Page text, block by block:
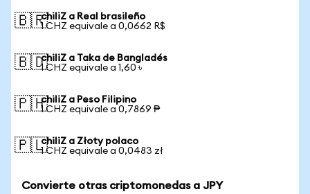
🇧🇷chiliZ a Real brasileño
1 CHZ equivale a 0,0662 R$
🇧🇩chiliZ a Taka de Bangladés
1 CHZ equivale a 1,60 ৳
🇵🇭chiliZ a Peso Filipino
1 CHZ equivale a 0,7869 ₱
🇵🇱chiliZ a Złoty polaco
1 CHZ equivale a 0,0483 zł
Convierte otras criptomonedas a JPY